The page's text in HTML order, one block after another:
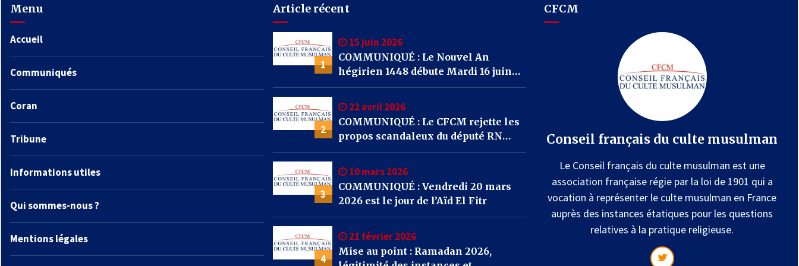
Menu
Accueil
Communiqués
Coran
Tribune
Informations utiles
Qui sommes-nous ?
Mentions légales
Article récent
1
15 juin 2026
COMMUNIQUÉ : Le Nouvel An
hégirien 1448 débute Mardi 16 juin
2026
2
22 avril 2026
COMMUNIQUÉ : Le CFCM rejette les
propos scandaleux du député RN
Julien Odoul.
3
10 mars 2026
COMMUNIQUÉ : Vendredi 20 mars
2026 est le jour de l’Aïd El Fitr
4
21 février 2026
Mise au point : Ramadan 2026,
CFCM
Conseil français du culte musulman
Le Conseil français du culte musulman est une
association française régie par la loi de 1901 qui a
vocation à représenter le culte musulman en France
auprès des instances étatiques pour les questions
relatives à la pratique religieuse.